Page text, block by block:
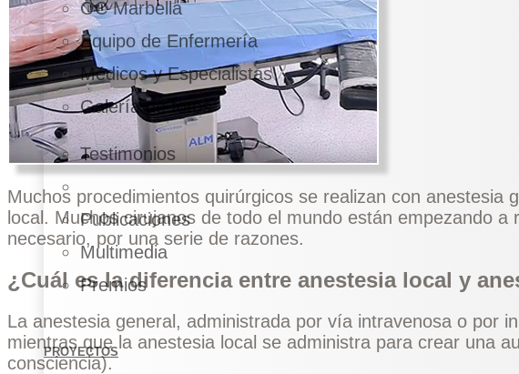
OC Marbella
Equipo de Enfermería
Médicos y Especialistas
Galería de fotos
Testimonios
Publicaciones
Multimedia
Premios
PROYECTOS
Muchos procedimientos quirúrgicos se realizan con
local. Muchos cirujanos de todo el mundo están empezando
necesario, por una serie de razones.
¿Cuál es la diferencia entre anestesia local y
La anestesia general, administrada por vía intravenosa o por
mientras que la anestesia local se administra para crear una
consciencia).